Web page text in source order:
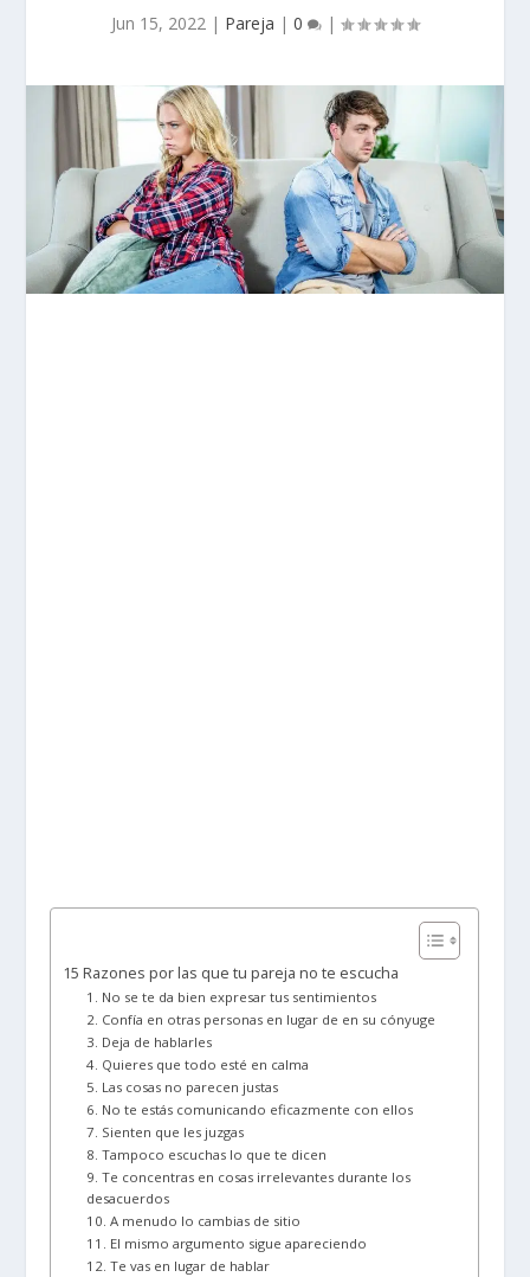
Jun 15, 2022 | Pareja | 0 |
15 Razones por las que tu pareja no te escucha
1. No se te da bien expresar tus sentimientos
2. Confía en otras personas en lugar de en su cónyuge
3. Deja de hablarles
4. Quieres que todo esté en calma
5. Las cosas no parecen justas
6. No te estás comunicando eficazmente con ellos
7. Sienten que les juzgas
8. Tampoco escuchas lo que te dicen
9. Te concentras en cosas irrelevantes durante los
desacuerdos
10. A menudo lo cambias de sitio
11. El mismo argumento sigue apareciendo
12. Te vas en lugar de hablar